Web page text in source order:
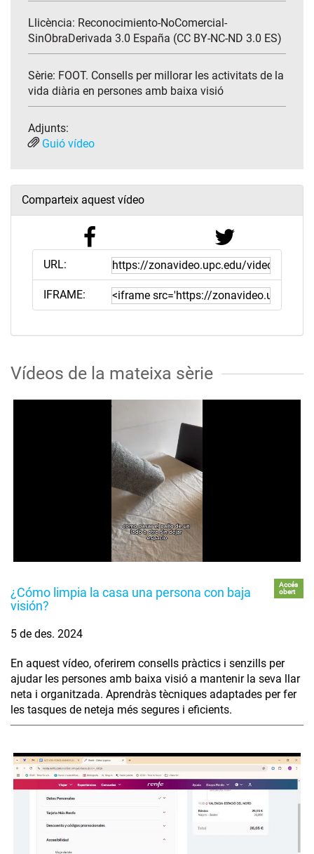
Llicència: Reconocimiento-NoComercial-
SinObraDerivada 3.0 España (CC BY-NC-ND 3.0 ES)
Sèrie: FOOT. Consells per millorar les activitats de la
vida diària en persones amb baixa visió
Adjunts:
Guió vídeo
Comparteix aquest vídeo
URL:
IFRAME:
Vídeos de la mateixa sèrie
¿Cómo limpia la casa una persona con baja
visión?
Accés
obert
5 de des. 2024
En aquest vídeo, oferirem consells pràctics i senzills per
ajudar les persones amb baixa visió a mantenir la seva llar
neta i organitzada. Aprendràs tècniques adaptades per fer
les tasques de neteja més segures i eficients.